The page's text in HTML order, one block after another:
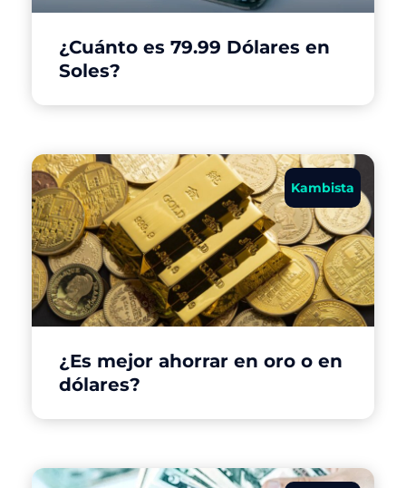
¿Cuánto es 79.99 Dólares en
Soles?
Kambista
¿Es mejor ahorrar en oro o en
dólares?